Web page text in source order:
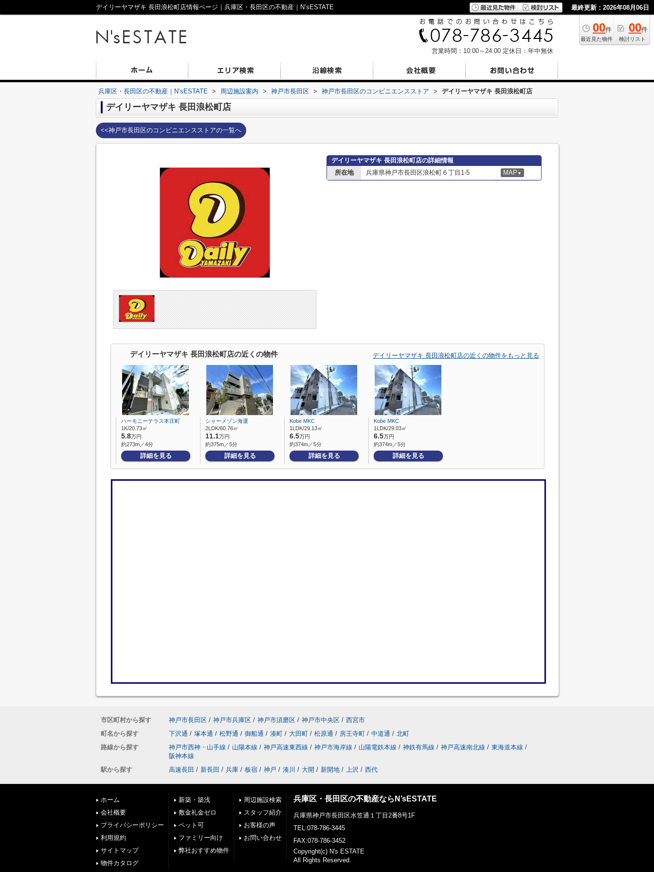
デイリーヤマザキ 長田浪松町店情報ページ｜兵庫区・長田区の不動産｜N’sESTATE 最終更新：2026年08月06日
00件
最近見た物件
00件
検討リスト
営業時間：10:00～24:00 定休日：年中無休
兵庫区・長田区の不動産｜N’sESTATE > 周辺施設案内 > 神戸市長田区 > 神戸市長田区のコンビニエンスストア > デイリーヤマザキ 長田浪松町店
デイリーヤマザキ 長田浪松町店
<<神戸市長田区のコンビニエンスストアの一覧へ
デイリーヤマザキ 長田浪松町店の詳細情報
所在地
兵庫県神戸市長田区浪松町６丁目1-5 MAP ▼
デイリーヤマザキ 長田浪松町店の近くの物件 デイリーヤマザキ 長田浪松町店の近くの物件をもっと見る
ハーモニーテラス本庄町
1K/20.73㎡
5.8万円
約273m／4分
詳細を見る
シャーメゾン海運
2LDK/60.76㎡
11.1万円
約375m／5分
詳細を見る
Kobe MKC
1LDK/29.13㎡
6.5万円
約374m／5分
詳細を見る
Kobe MKC
1LDK/29.03㎡
6.5万円
約374m／5分
詳細を見る
市区町村から探す 神戸市長田区 / 神戸市兵庫区 / 神戸市須磨区 / 神戸市中央区 / 西宮市
町名から探す
下沢通 / 塚本通 / 松野通 / 御船通 / 湊町 / 大田町 / 松原通 / 房王寺町 / 中道通 / 北町
路線から探す
神戸市西神・山手線 / 山陽本線 / 神戸高速東西線 / 神戸市海岸線 / 山陽電鉄本線 / 神鉄有馬線 / 神戸高速南北線 / 東海道本線 /
阪神本線
駅から探す
高速長田 / 新長田 / 兵庫 / 板宿 / 神戸 / 湊川 / 大開 / 新開地 / 上沢 / 西代
ホーム
会社概要
プライバシーポリシー
利用規約
サイトマップ
物件カタログ
新築・築浅
敷金礼金ゼロ
ペット可
ファミリー向け
弊社おすすめ物件
周辺施設検索
スタッフ紹介
お客様の声
お問い合わせ
兵庫区・長田区の不動産ならN’sESTATE
兵庫県神戸市長田区水笠通１丁目2番8号1F
TEL:078-786-3445
FAX:078-786-3452
Copyright(c) N's ESTATE
All Rights Reserved.